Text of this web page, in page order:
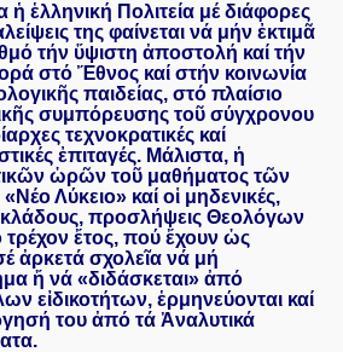
ἡ ἑλληνική Πολιτεία μέ διάφορες
της φαίνεται νά μήν ἐκτιμᾶ
τήν ὕψιστη ἀποστολή καί τήν
στό Ἔθνος καί στήν κοινωνία
παιδείας, στό πλαίσιο
συμπόρευσης τοῦ σύγχρονου
τεχνοκρατικές καί
ἐπιταγές. Μάλιστα, ἡ
ὡρῶν τοῦ μαθήματος τῶν
Λύκειο» καί οἱ μηδενικές,
κλάδους, προσλήψεις Θεολόγων
ἔτος, πού ἔχουν ὡς
ἀρκετά σχολεῖα νά μή
ἤ νά «διδάσκεται» ἀπό
εἰδικοτήτων, ἑρμηνεύονται καί
του ἀπό τά Ἀναλυτικά